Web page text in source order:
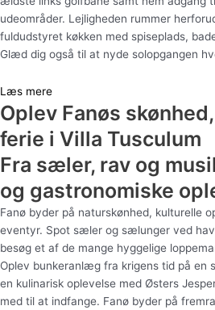
udeområder. Lejligheden rummer
fuldudstyret køkken med spiseplads,
Glæd dig også til at nyde solopgangen
Læs mere
Oplev Fanøs
ferie i Villa Tusculum
Fra sæler, rav og
og gastronomiske
Fanø byder på naturskønhed, kulturelle
eventyr. Spot sæler og sælunger ved
besøg et af de mange hyggelige
Oplev bunkeranlæg fra krigens tid på en
en kulinarisk oplevelse med Østers
med til at indfange. Fanø byder på